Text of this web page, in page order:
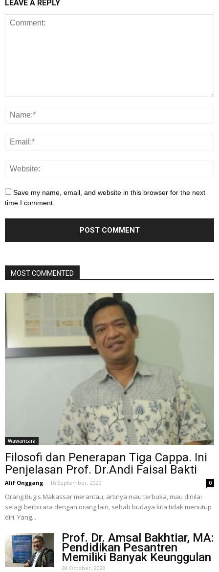
LEAVE A REPLY
Save my name, email, and website in this browser for the next
time I comment.
MOST COMMENTED
Wawancara
Filosofi dan Penerapan Tiga Cappa. Ini
Penjelasan Prof. Dr.Andi Faisal Bakti
Alif Onggang - 16 September, 2020 0
Orang Bugis Makassar merantau, artinya mau terbuka, mau dinilai
selagi berbicara dengan orang lain, sebab budaya kita tidak menutup
diri. Yang...
Prof. Dr. Amsal Bakhtiar, MA:
Pendidikan Pesantren
Memiliki Banyak Keunggulan
28 October, 2020